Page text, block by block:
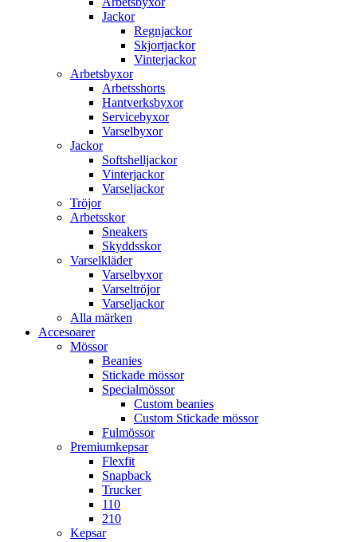
Jackor
Regnjackor
Skjortjackor
Vinterjackor
Arbetsbyxor
Arbetsshorts
Hantverksbyxor
Servicebyxor
Varselbyxor
Jackor
Softshelljackor
Vinterjackor
Varseljackor
Tröjor
Arbetsskor
Sneakers
Skyddsskor
Varselkläder
Varselbyxor
Varseltröjor
Varseljackor
Alla märken
Accesoarer
Mössor
Beanies
Stickade mössor
Specialmössor
Custom beanies
Custom Stickade mössor
Fulmössor
Premiumkepsar
Flexfit
Snapback
Trucker
110
210
Kepsar